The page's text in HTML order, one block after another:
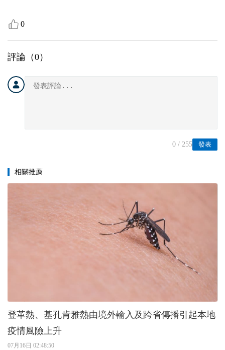
0
評論（0）
發表
0 / 255
相關推薦
登革熱、基孔肯雅熱由境外輸入及跨省傳播引起本地
疫情風險上升
07月16日 02:48:50